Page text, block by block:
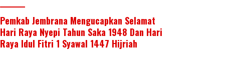
Pemkab Jembrana Mengucapkan Selamat
Hari Raya Nyepi Tahun Saka 1948 Dan Hari
Raya Idul Fitri 1 Syawal 1447 Hijriah